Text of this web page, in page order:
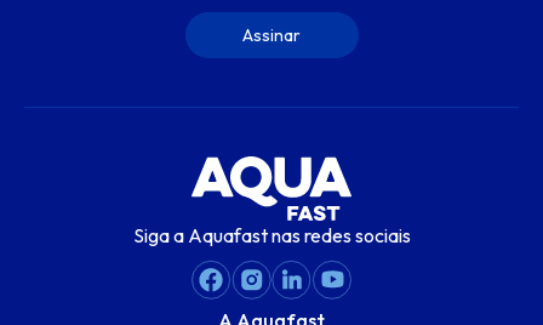
Siga a Aquafast nas redes sociais